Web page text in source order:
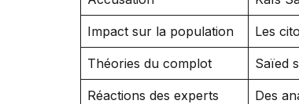
Impact sur la population Les
Théories du complot Saïed
Réactions des experts Des